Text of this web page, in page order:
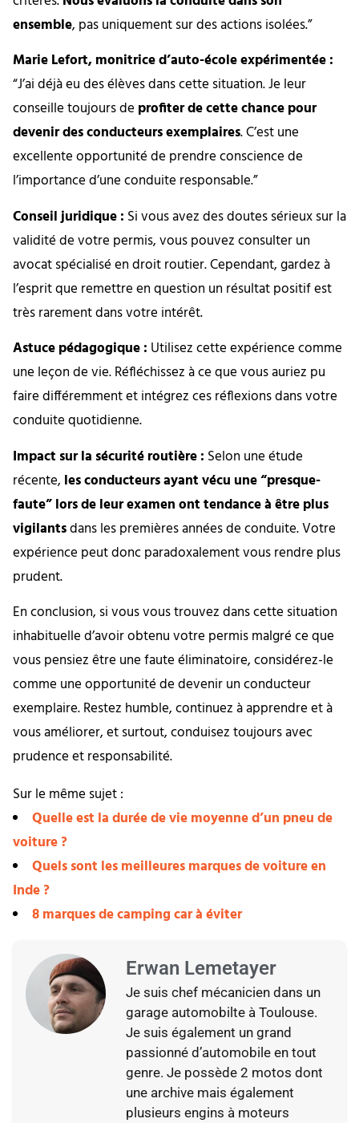
ensemble, pas uniquement sur des actions isolées.”
Marie Lefort, monitrice d’auto-école expérimentée :
“J’ai déjà eu des élèves dans cette situation. Je leur
conseille toujours de profiter de cette chance pour
devenir des conducteurs exemplaires. C’est une
excellente opportunité de prendre conscience de
l’importance d’une conduite responsable.”
Conseil juridique : Si vous avez des doutes sérieux sur la
validité de votre permis, vous pouvez consulter un
avocat spécialisé en droit routier. Cependant, gardez à
l’esprit que remettre en question un résultat positif est
très rarement dans votre intérêt.
Astuce pédagogique : Utilisez cette expérience comme
une leçon de vie. Réfléchissez à ce que vous auriez pu
faire différemment et intégrez ces réflexions dans votre
conduite quotidienne.
Impact sur la sécurité routière : Selon une étude
récente, les conducteurs ayant vécu une “presque-
faute” lors de leur examen ont tendance à être plus
vigilantsdans les premières années de conduite. Votre
expérience peut donc paradoxalement vous rendre plus
prudent.
En conclusion, si vous vous trouvez dans cette situation
inhabituelle d’avoir obtenu votre permis malgré ce que
vous pensiez être une faute éliminatoire, considérez-le
comme une opportunité de devenir un conducteur
exemplaire. Restez humble, continuez à apprendre et à
vous améliorer, et surtout, conduisez toujours avec
prudence et responsabilité.
Sur le même sujet :
Quelle est la durée de vie moyenne d’un pneu de
voiture ?
Quels sont les meilleures marques de voiture en
Inde ?
8 marques de camping car à éviter
Erwan Lemetayer
Je suis chef mécanicien dans un
garage automobilte à Toulouse.
Je suis également un grand
passionné d’automobile en tout
genre. Je possède 2 motos dont
une archive mais également
plusieurs engins à moteurs